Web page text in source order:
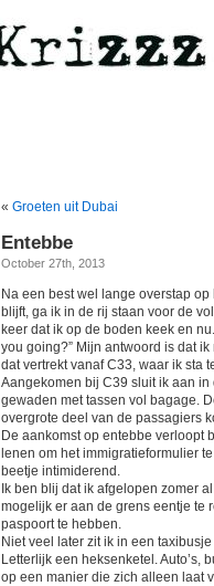
« Groeten uit Dubai
Entebbe
October 27th, 2013
Na een best wel lange overstap
blijft, ga ik in de rij staan voor de
keer dat ik op de boden keek en
you going?” Mijn antwoord is dat
dat vertrekt vanaf C33, waar ik sta
Aangekomen bij C39 sluit ik aan
gewaden met tassen vol bagage.
overgrote deel van de passagiers
De aankomst op entebbe verloopt
lenen om het immigratieformulier
beetje intimiderend.
Ik ben blij dat ik afgelopen zomer
mogelijk er aan de grens eentje te
paspoort te hebben.
Niet veel later zit ik in een
Letterlijk een heksenketel. Auto’s,
op een manier die zich alleen laat